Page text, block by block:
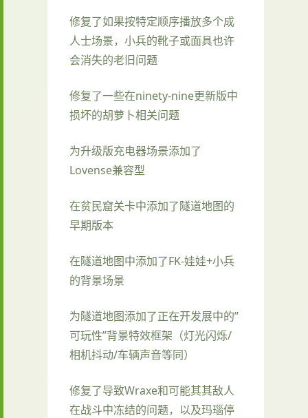
修复了如果按特定顺序播放多个成
人士场景，小兵的靴子或面具也许
会消失的老旧问题
修复了一些在ninety-nine更新版中
损坏的胡萝卜相关问题
为升级版充电器场景添加了
Lovense兼容型
在贫民窟关卡中添加了隧道地图的
早期版本
在隧道地图中添加了FK-娃娃+小兵
的背景场景
为隧道地图添加了正在开发展中的”
可玩性”背景特效框架（灯光闪烁/
相机抖动/车辆声音等同）
修复了导致Wraxe和可能其其敌人
在战斗中冻结的问题，以及玛瑙停